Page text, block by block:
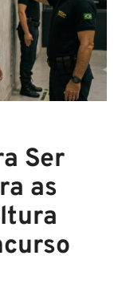
Ser
as